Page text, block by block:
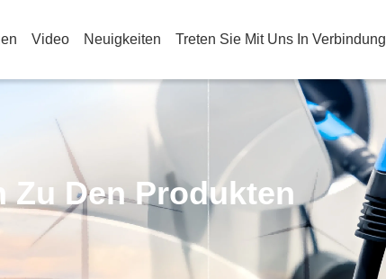
Video Neuigkeiten Treten Sie Mit Uns In Verbindung
Zu Den Produkten